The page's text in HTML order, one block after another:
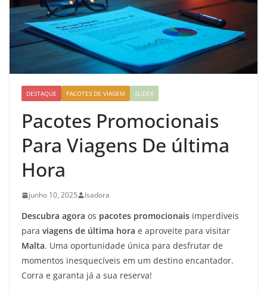
DESTAQUE PACOTES DE VIAGEM SLIDER
Pacotes Promocionais
Para Viagens De última
Hora
junho 10, 2025 Isadora
Descubra agora os pacotes promocionais imperdíveis
para viagens de última hora e aproveite para visitar
Malta. Uma oportunidade única para desfrutar de
momentos inesquecíveis em um destino encantador.
Corra e garanta já a sua reserva!